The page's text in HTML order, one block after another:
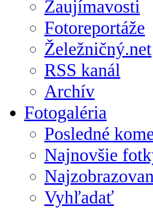
Zaujímavosti
Fotoreportáže
Želežničný.net
RSS kanál
Archív
Fotogaléria
Posledné
Najnovšie
Vyhľadať